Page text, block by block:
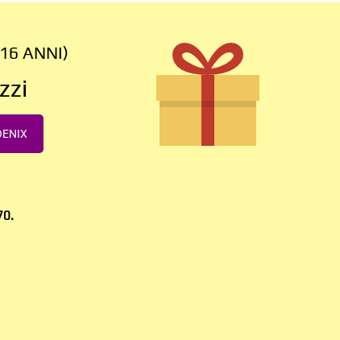
ANNI)